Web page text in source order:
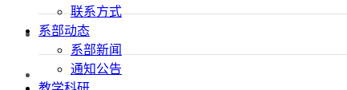
联系方式
系部动态
系部新闻
通知公告